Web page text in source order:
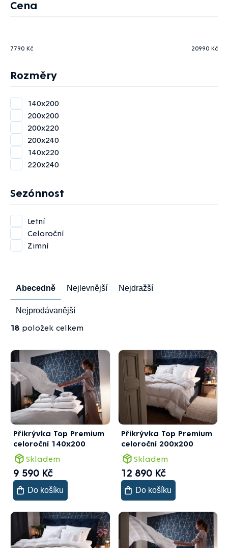
Řazení
produktů
Abecedně Nejlevnější Nejdražší
Nejprodávanější
18 položek celkem
Cena
7790 Kč 20990 Kč
Rozměry
140x200
200x200
200x220
200x240
140x220
220x240
Sezónnost
Letní
Celoroční
Zimní
Přikrývka Top Premium
celoroční 140x200
Skladem
9 590 Kč
Do košíku
Přikrývka Top Premium
celoroční 200x200
Skladem
12 890 Kč
Do košíku